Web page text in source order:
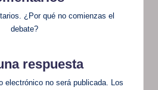
¿Por qué no comienzas el
debate?
respuesta
electrónico no será publicada. Los